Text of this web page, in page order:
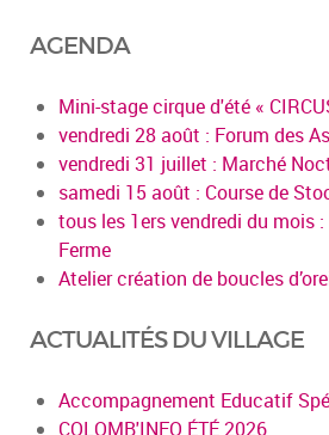
AGENDA
Mini-stage cirque d'été «
vendredi 28 août : Forum des
vendredi 31 juillet : Marché
samedi 15 août : Course de
tous les 1ers vendredi du mois
Ferme
Atelier création de boucles
ACTUALITÉS DU VILLAGE
Accompagnement Educatif
COLOMB'INFO ÉTÉ 2026